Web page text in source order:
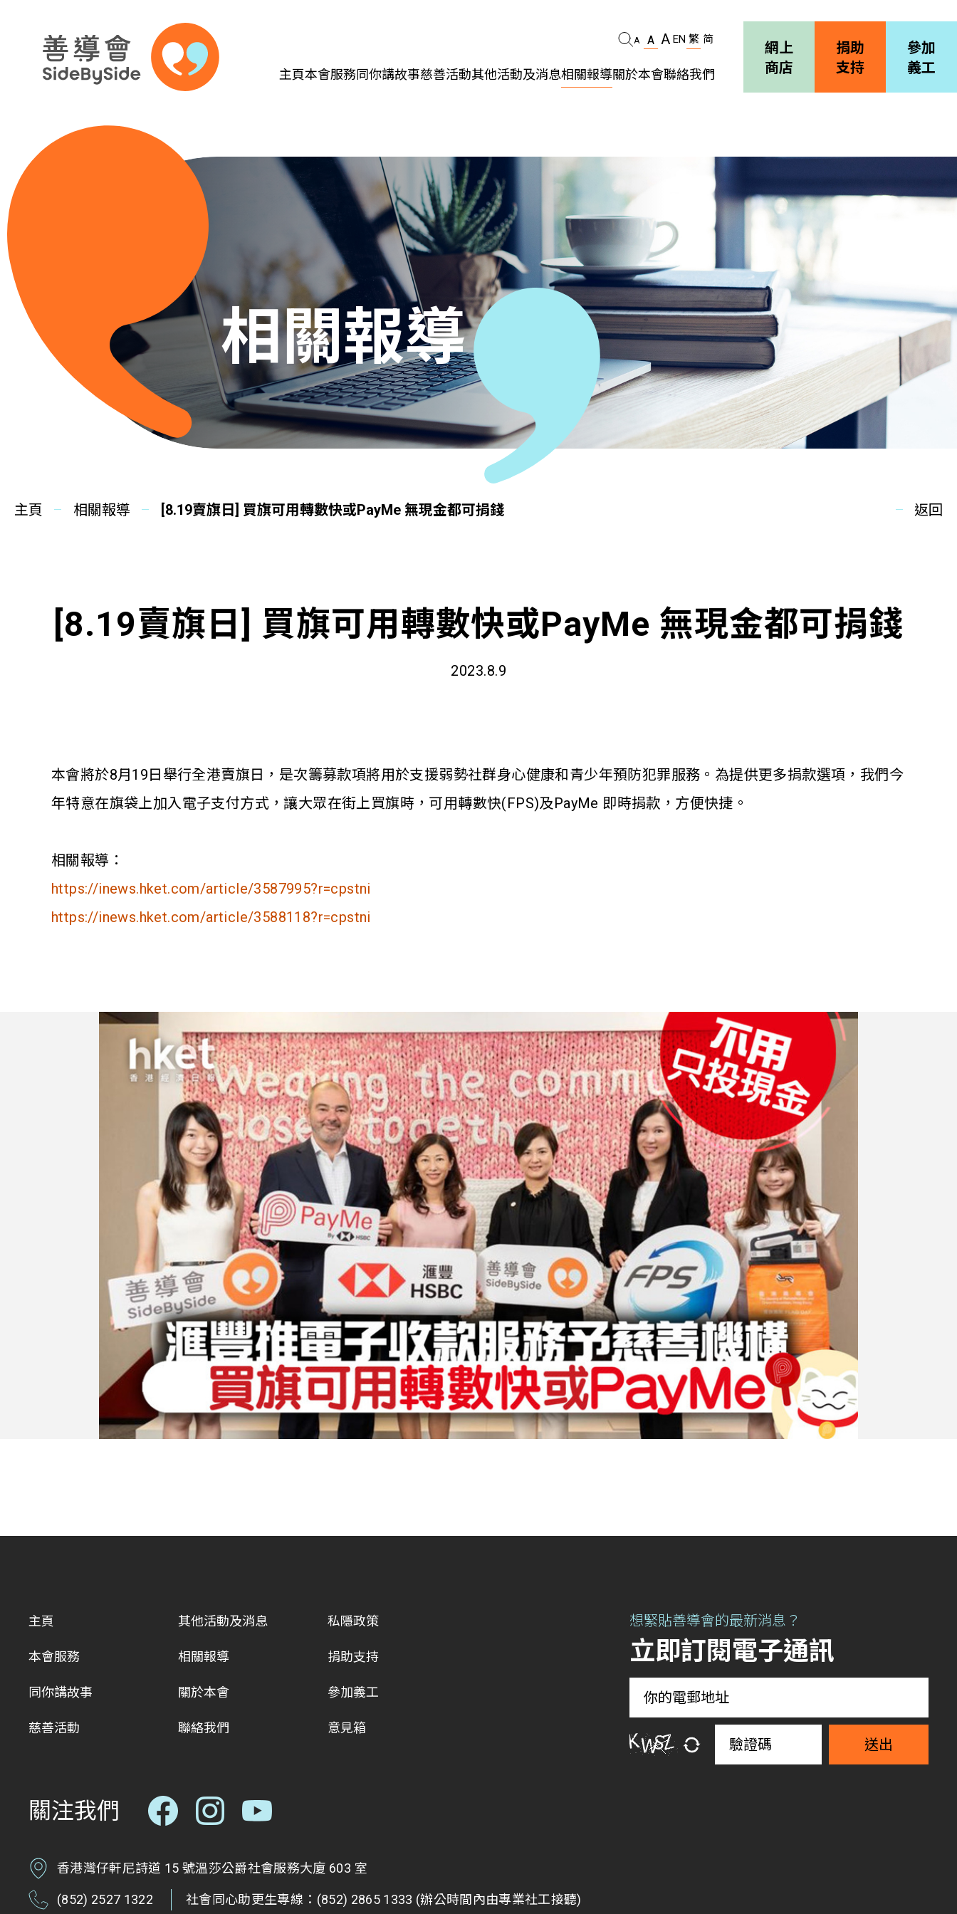
A A A EN 繁 简
主頁本會服務
職能發展
社區教育
多元共融
社區連繫
同你講故事慈善活動其他活動及消息相關報導關於本會聯絡我們
網上
商店
捐助
支持
參加
義工
相關報導
主頁 相關報導 [8.19賣旗日] 買旗可用轉數快或PayMe 無現金都可捐錢 返回
[8.19賣旗日] 買旗可用轉數快或PayMe 無現金都可捐錢
2023.8.9
本會將於8月19日舉行全港賣旗日，是次籌募款項將用於支援弱勢社群身心健康和青少年預防犯罪服務。為提供更多捐款選項，我們今
年特意在旗袋上加入電子支付方式，讓大眾在街上買旗時，可用轉數快(FPS)及PayMe 即時捐款，方便快捷。
相關報導：
https://inews.hket.com/article/3587995?r=cpstni
https://inews.hket.com/article/3588118?r=cpstni
主頁
本會服務
同你講故事
慈善活動
其他活動及消息
相關報導
關於本會
聯絡我們
私隱政策
捐助支持
參加義工
意見箱
想緊貼善導會的最新消息？
立即訂閱電子通訊
送出
關注我們
香港灣仔軒尼詩道 15 號溫莎公爵社會服務大廈 603 室
(852) 2527 1322 社會同心助更生專線：(852) 2865 1333 (辦公時間內由專業社工接聽)